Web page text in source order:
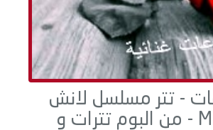
- تتر مسلسل لانش
بوكس MP3 - من البوم تترات و